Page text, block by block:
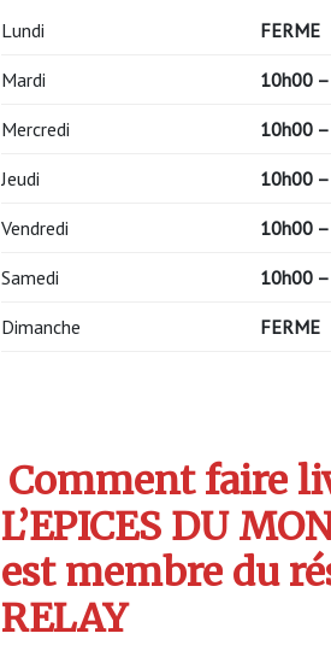
Lundi FERME
Mardi 10h00
Mercredi 10h00
Jeudi 10h00
Vendredi 10h00
Samedi 10h00
Dimanche FERME
Comment faire
L’EPICES DU
est membre du
RELAY